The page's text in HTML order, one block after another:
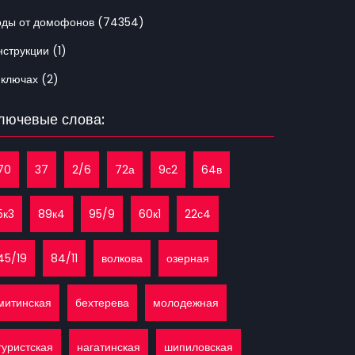
от домофонов (74354)
(1)
(2)
слова:
37 2/6 72а 9с2 64в
89к4 95/9 60к1 22с4
19 84/11 волкова озерная
бехтерева молодежная
нагатинская шипиловская